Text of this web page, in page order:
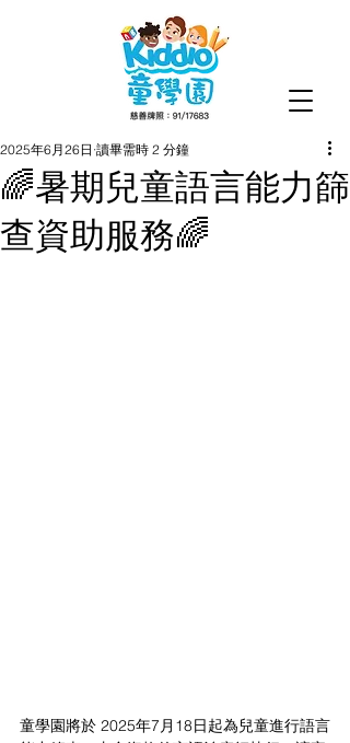
🌈暑期兒童語言能力篩
查資助服務🌈
2025年6月26日 讀畢需時 2 分鐘
童學園將於 2025年7月18日起為兒童進行語言